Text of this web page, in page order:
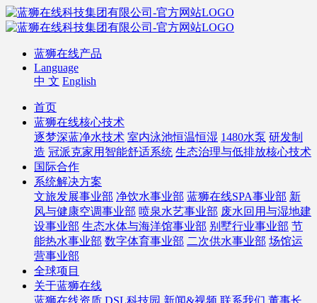
蓝狮在线产品
Language
中 文 English
首页
蓝狮在线核心技术
逐梦深蓝净水技术 室内泳池恒温恒湿 1480水泵 研发制
造 冠派克家用智能舒适系统 生态治理与低排放核心技术
国际合作
系统解决方案
文旅发展事业部 净饮水事业部 蓝狮在线SPA事业部 新
风与健康空调事业部 喷泉水艺事业部 废水回用与湿地建
设事业部 生态水体与海洋馆事业部 别墅行业事业部 节
能热水事业部 数字体育事业部 二次供水事业部 场馆运
营事业部
全球项目
关于蓝狮在线
蓝狮在线资质 DSL科技园 新闻&视频 联系我们 董事长